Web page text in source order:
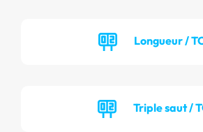
Longueur /
Triple saut /